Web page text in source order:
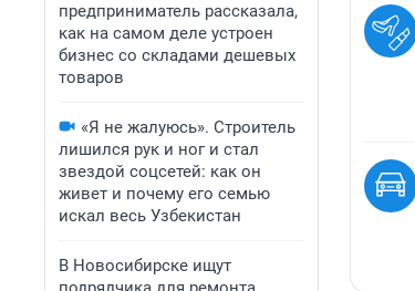
предприниматель рассказала,
как на самом деле устроен
бизнес со складами дешевых
товаров
«Я не жалуюсь». Строитель
лишился рук и ног и стал
звездой соцсетей: как он
живет и почему его семью
искал весь Узбекистан
В Новосибирске ищут